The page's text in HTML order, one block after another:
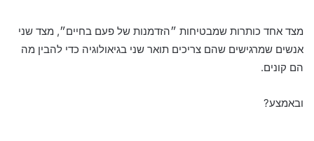
מצד אחד כותרות שמבטיחות ״הזדמנות של פעם בחיים״, מצד שני
אנשים שמרגישים שהם צריכים תואר שני בגיאולוגיה כדי להבין מה
הם קונים.
ובאמצע?